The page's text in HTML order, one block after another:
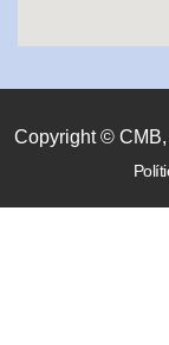
Copyright ©